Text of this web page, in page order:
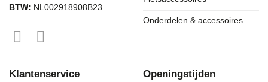
BTW: NL002918908B23
Onderdelen & accessoires
Klantenservice Openingstijden